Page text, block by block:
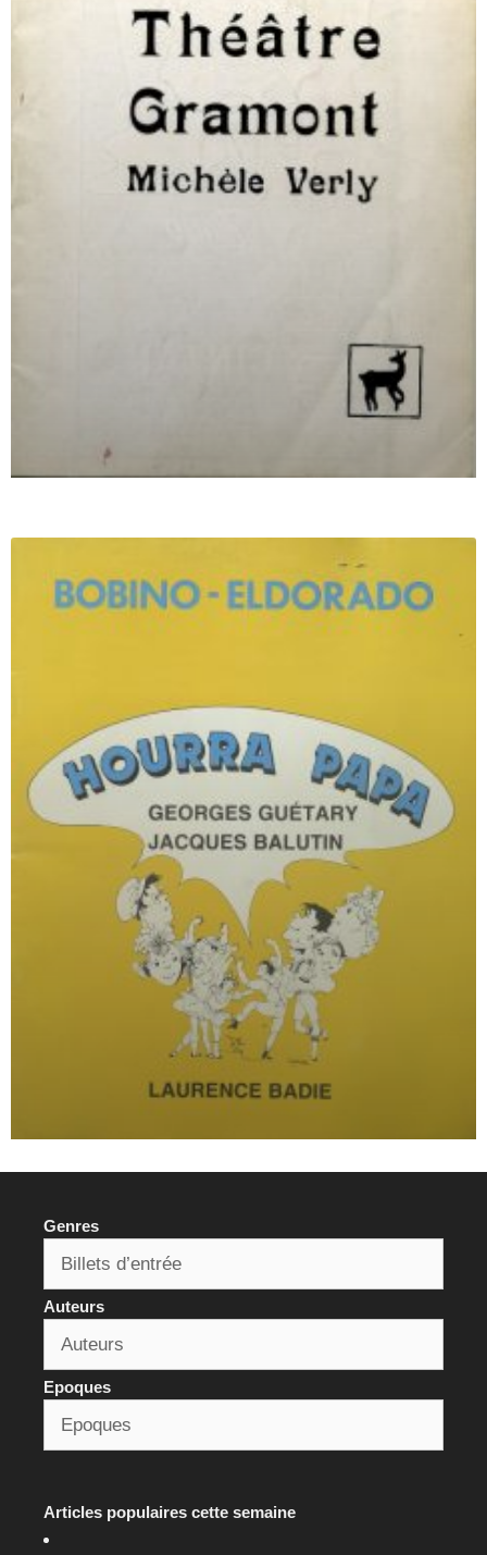
Genres
Auteurs
Epoques
Articles populaires cette semaine